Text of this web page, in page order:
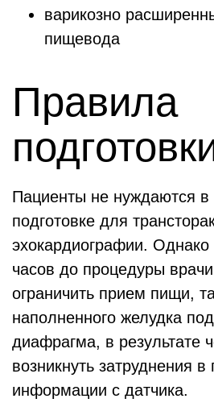
варикозно
пищевода
Правила
Пациенты не нуждаются в
подготовке для
эхокардиографии. Однако
часов до процедуры
ограничить прием пищи,
наполненного желудка
диафрагма, в результате
возникнуть затруднения в
информации с датчика.